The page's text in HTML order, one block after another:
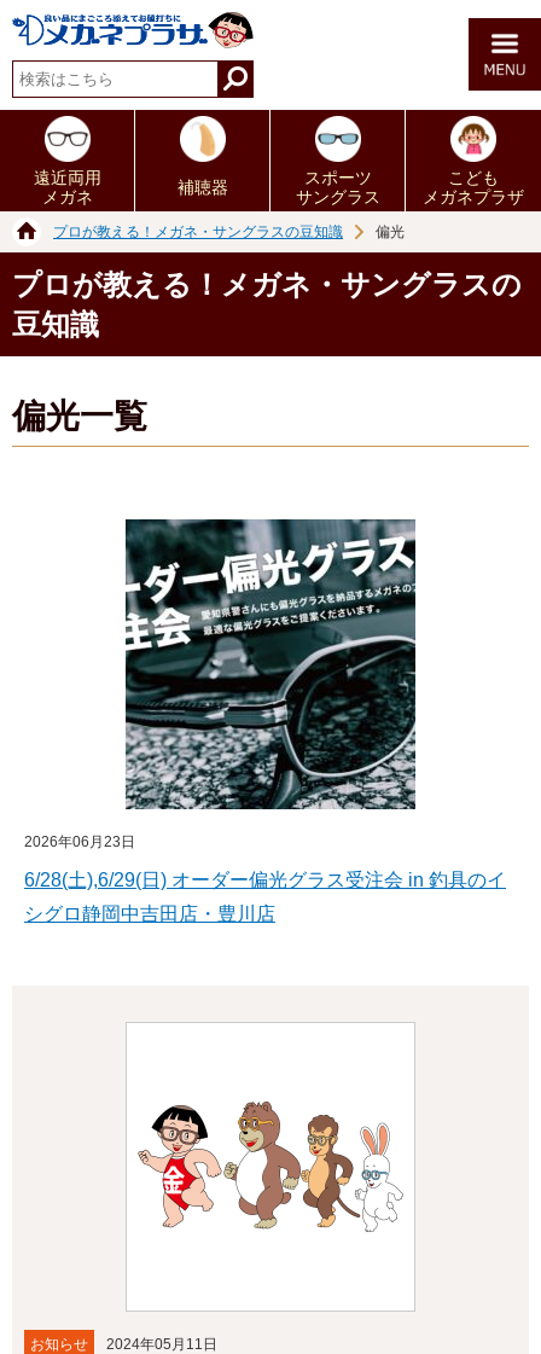
遠近両用
メガネ
補聴器
スポーツ
サングラス
こども
メガネプラザ
プロが教える！メガネ・サングラスの豆知識 偏光
プロが教える！メガネ・サングラスの
豆知識
偏光一覧
2026年06月23日
6/28(土),6/29(日) オーダー偏光グラス受注会 in 釣具のイ
シグロ静岡中吉田店・豊川店
お知らせ 2024年05月11日